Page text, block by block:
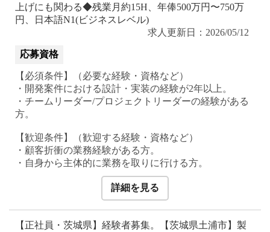
上げにも関わる◆残業月約15H、年俸500万円〜750万
円、日本語N1(ビジネスレベル)
求人更新日：2026/05/12
応募資格
【必須条件】（必要な経験・資格など）
・開発案件における設計・実装の経験が2年以上。
・チームリーダー/プロジェクトリーダーの経験がある
方。
【歓迎条件】（歓迎する経験・資格など）
・顧客折衝の業務経験がある方。
詳細を見る
【正社員・茨城県】経験者募集。【茨城県土浦市】製